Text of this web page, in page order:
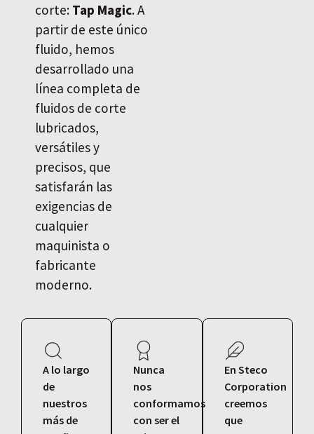
corte: Tap Magic. A
partir de este único
fluido, hemos
desarrollado una
línea completa de
fluidos de corte
lubricados,
versátiles y
precisos, que
satisfarán las
exigencias de
cualquier
maquinista o
fabricante
moderno.
A lo largo
de
nuestros
más de
Nunca
nos
conformamos
con ser el
En Steco
Corporation
creemos
que